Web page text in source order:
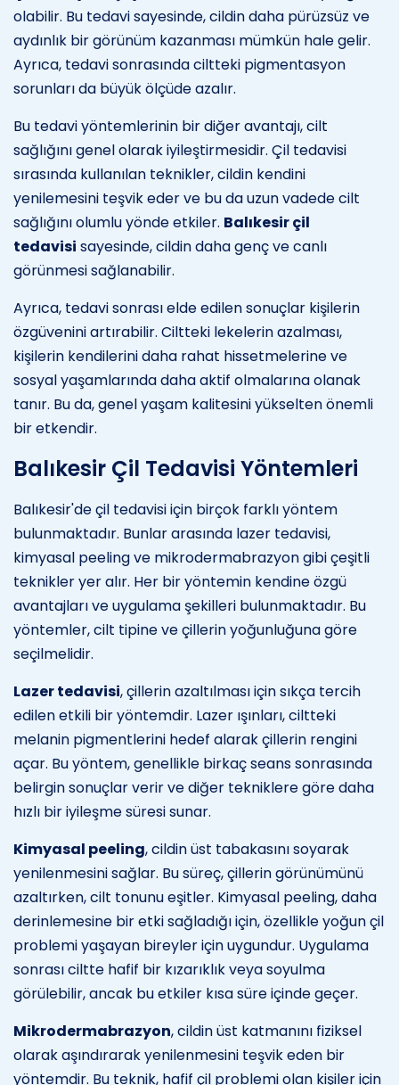
olabilir. Bu tedavi sayesinde, cildin daha pürüzsüz ve
aydınlık bir görünüm kazanması mümkün hale gelir.
Ayrıca, tedavi sonrasında ciltteki pigmentasyon
sorunları da büyük ölçüde azalır.
Bu tedavi yöntemlerinin bir diğer avantajı, cilt
sağlığını genel olarak iyileştirmesidir. Çil tedavisi
sırasında kullanılan teknikler, cildin kendini
yenilemesini teşvik eder ve bu da uzun vadede cilt
sağlığını olumlu yönde etkiler. Balıkesir çil
tedavisi sayesinde, cildin daha genç ve canlı
görünmesi sağlanabilir.
Ayrıca, tedavi sonrası elde edilen sonuçlar kişilerin
özgüvenini artırabilir. Ciltteki lekelerin azalması,
kişilerin kendilerini daha rahat hissetmelerine ve
sosyal yaşamlarında daha aktif olmalarına olanak
tanır. Bu da, genel yaşam kalitesini yükselten önemli
bir etkendir.
Balıkesir Çil Tedavisi Yöntemleri
Balıkesir'de çil tedavisi için birçok farklı yöntem
bulunmaktadır. Bunlar arasında lazer tedavisi,
kimyasal peeling ve mikrodermabrazyon gibi çeşitli
teknikler yer alır. Her bir yöntemin kendine özgü
avantajları ve uygulama şekilleri bulunmaktadır. Bu
yöntemler, cilt tipine ve çillerin yoğunluğuna göre
seçilmelidir.
Lazer tedavisi, çillerin azaltılması için sıkça tercih
edilen etkili bir yöntemdir. Lazer ışınları, ciltteki
melanin pigmentlerini hedef alarak çillerin rengini
açar. Bu yöntem, genellikle birkaç seans sonrasında
belirgin sonuçlar verir ve diğer tekniklere göre daha
hızlı bir iyileşme süresi sunar.
Kimyasal peeling, cildin üst tabakasını soyarak
yenilenmesini sağlar. Bu süreç, çillerin görünümünü
azaltırken, cilt tonunu eşitler. Kimyasal peeling, daha
derinlemesine bir etki sağladığı için, özellikle yoğun çil
problemi yaşayan bireyler için uygundur. Uygulama
sonrası ciltte hafif bir kızarıklık veya soyulma
görülebilir, ancak bu etkiler kısa süre içinde geçer.
Mikrodermabrazyon, cildin üst katmanını fiziksel
olarak aşındırarak yenilenmesini teşvik eden bir
yöntemdir. Bu teknik, hafif çil problemi olan kişiler için